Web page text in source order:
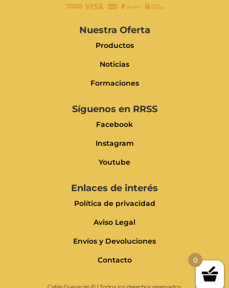
Nuestra Oferta
Productos
Noticias
Formaciones
Síguenos en RRSS
Facebook
Instagram
Youtube
Enlaces de interés
Política de privacidad
Aviso Legal
Envíos y Devoluciones
Contacto 0